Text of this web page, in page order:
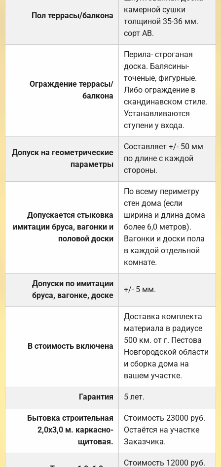
Пол террасы/балкона
камерной сушки
толщиной 35-36 мм.
сорт АВ.
Ограждение террасы/
балкона
Перила- строганая
доска. Балясины-
точеные, фигурные.
Либо ограждение в
скандинавском стиле.
Устанавливаются
ступени у входа.
Допуск на геометрические
параметры
Составляет +/- 50 мм
по длине с каждой
стороны.
Допускается стыковка
имитации бруса, вагонки и
половой доски
По всему периметру
стен дома (если
ширина и длина дома
более 6,0 метров).
Вагонки и доски пола
в каждой отдельной
комнате.
Допуски по имитации
бруса, вагонке, доске
+/- 5 мм.
В стоимость включена
Доставка комплекта
материала в радиусе
500 км. от г. Пестова
Новгородской области
и сборка дома на
вашем участке.
Гарантия 5 лет.
Бытовка строительная
2,0х3,0 м. каркасно-
щитовая.
Стоимость 23000 руб.
Остаётся на участке
Заказчика.
Стоимость 12000 руб.